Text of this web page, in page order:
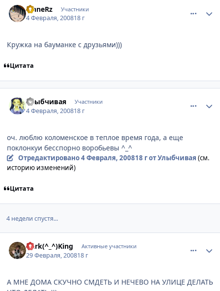
SinneRz Участники
4 Февраля, 200818 г
Кружка на бауманке с друзьями)))
Цитата
Улыбчивая Участники
4 Февраля, 200818 г
оч. люблю коломенское в теплое время года, а еще
поклонкуи бесспорно воробьевы ^_^
Отредактировано4 Февраля, 200818 гот Улыбчивая (см.
историю изменений)
Цитата
4 недели спустя...
Dark(^_^)King Активные участники
29 Февраля, 200818 г
А МНЕ ДОМА СКУЧНО СМДЕТЬ И НЕЧЕВО НА УЛИЦЕ ДЕЛАТЬ